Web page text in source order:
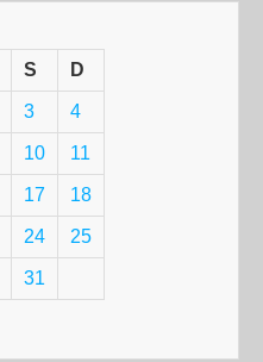
S D
3 4
10 11
17 18
24 25
31